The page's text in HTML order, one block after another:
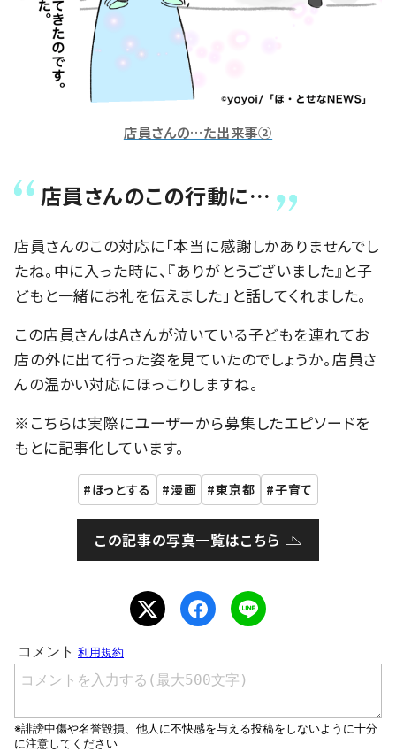
店員さんの…た出来事②
店員さんのこの行動に…
店員さんのこの対応に「本当に感謝しかありませんでし
たね。中に入った時に、『ありがとうございました』と子
どもと一緒にお礼を伝えました」と話してくれました。
この店員さんはAさんが泣いている子どもを連れてお
店の外に出て行った姿を見ていたのでしょうか。店員さ
んの温かい対応にほっこりしますね。
※こちらは実際にユーザーから募集したエピソードを
もとに記事化しています。
ほっとする 漫画 東京都 子育て
この記事の写真一覧はこちら